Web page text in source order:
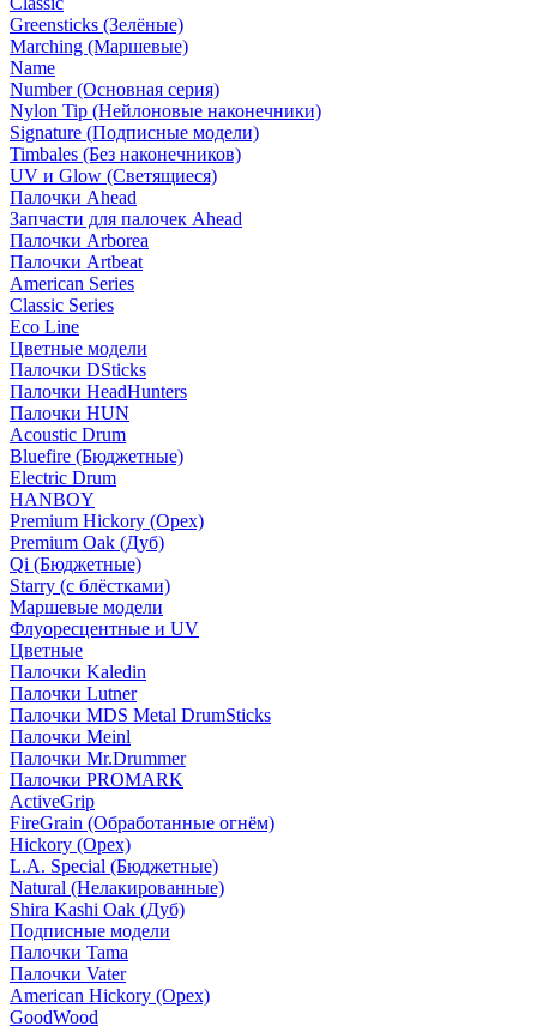
Greensticks (Зелёные)
Marching (Маршевые)
Name
Number (Основная серия)
Nylon Tip (Нейлоновые наконечники)
Signature (Подписные модели)
Timbales (Без наконечников)
UV и Glow (Светящиеся)
Палочки Ahead
Запчасти для палочек Ahead
Палочки Arborea
Палочки Artbeat
American Series
Classic Series
Eco Line
Цветные модели
Палочки DSticks
Палочки HeadHunters
Палочки HUN
Acoustic Drum
Bluefire (Бюджетные)
Electric Drum
HANBOY
Premium Hickory (Орех)
Premium Oak (Дуб)
Qi (Бюджетные)
Starry (с блёстками)
Маршевые модели
Флуоресцентные и UV
Цветные
Палочки Kaledin
Палочки Lutner
Палочки MDS Metal DrumSticks
Палочки Meinl
Палочки Mr.Drummer
Палочки PROMARK
ActiveGrip
FireGrain (Обработанные огнём)
Hickory (Орех)
L.A. Special (Бюджетные)
Natural (Нелакированные)
Shira Kashi Oak (Дуб)
Подписные модели
Палочки Tama
Палочки Vater
American Hickory (Орех)
GoodWood